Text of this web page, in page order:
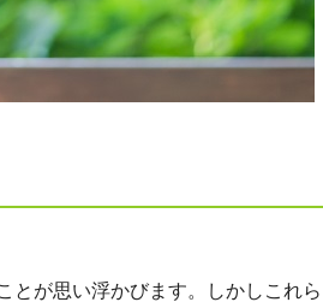
が思い浮かびます。しかしこれら